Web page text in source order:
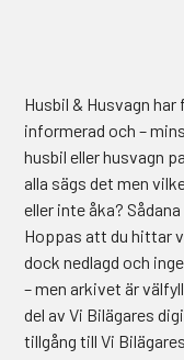
Husbil & Husvagn
informerad och –
husbil eller husvagn
alla sägs det men
eller inte åka?
Hoppas att du hittar
dock nedlagd och
– men arkivet är
del av Vi Bilägares
tillgång till Vi